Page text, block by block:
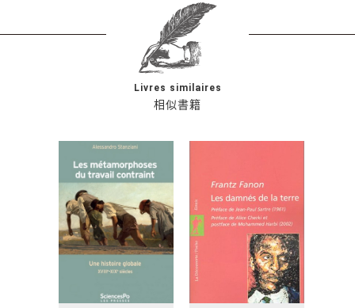
相似書籍
Livres similaires